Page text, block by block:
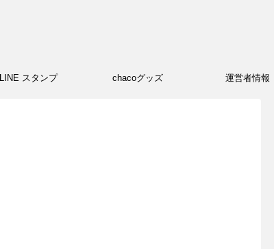
LINE スタンプ chacoグッズ 運営者情報